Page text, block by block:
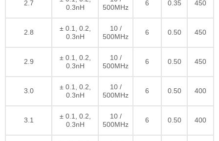
2.7
0.3nH
500MHz
6 0.35 450
2.8
± 0.1, 0.2,
0.3nH
10 /
500MHz
6 0.50 450
2.9
± 0.1, 0.2,
0.3nH
10 /
500MHz
6 0.50 450
3.0
± 0.1, 0.2,
0.3nH
10 /
500MHz
6 0.50 400
3.1
± 0.1, 0.2,
0.3nH
10 /
500MHz
6 0.50 400